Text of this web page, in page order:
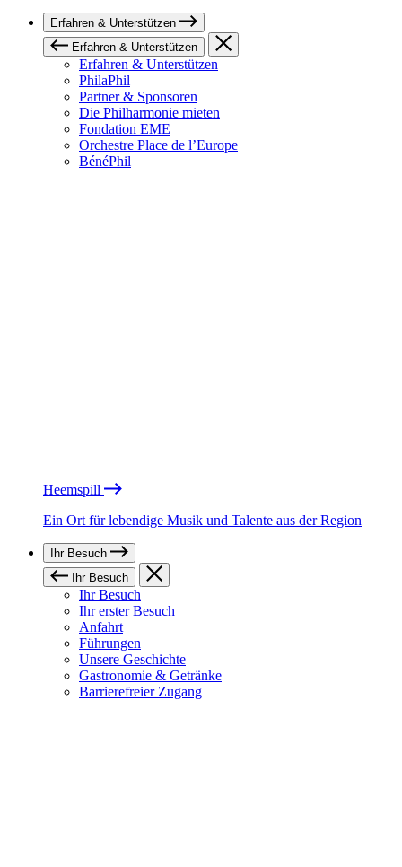
Erfahren & Unterstützen
Erfahren & Unterstützen
Erfahren & Unterstützen
PhilaPhil
Partner & Sponsoren
Die Philharmonie mieten
Fondation EME
Orchestre Place de l’Europe
BénéPhil
Heemspill
Ein Ort für lebendige Musik und Talente aus der Region
Ihr Besuch
Ihr Besuch
Ihr Besuch
Ihr erster Besuch
Anfahrt
Führungen
Unsere Geschichte
Gastronomie & Getränke
Barrierefreier Zugang